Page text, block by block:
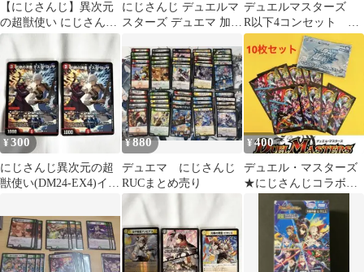
【にじさんじ】異次元
の超獣使い にじさんじ
スペシャルカードスリ
ーブ まとめ売り
にじさんじ デュエルマ
スターズ デュエマ 加賀
デュエルマスターズ
R以下4コンセット に
じさんじ 壱百満天原
サロメ（DM24EX4）
【合計24枚】
¥300
にじさんじ異次元の超
獣使い(DM24-EX4)イブ
¥880
デュエマ にじさんじ
RUCまとめ売り
¥ 400
デュエル・マスターズ
★にじさんじコラボ★
異次元の超獣使い★カ
ードスリーブ